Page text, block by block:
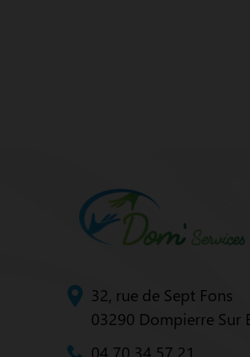
32, rue de Sept Fons
03290 Dompierre Sur
04 70 34 57 21